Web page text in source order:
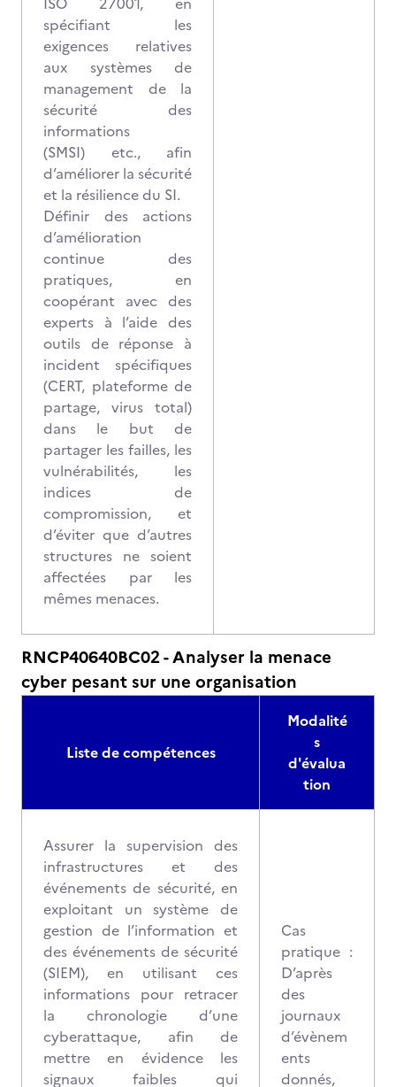
spécifiant les
exigences relatives
aux systèmes de
management de la
sécurité des
informations
(SMSI) etc., afin
d’améliorer la sécurité
et la résilience du SI.
Définir des actions
d’amélioration
continue des
pratiques, en
coopérant avec des
experts à l’aide des
outils de réponse à
incident spécifiques
(CERT, plateforme de
partage, virus total)
dans le but de
partager les failles, les
vulnérabilités, les
indices de
compromission, et
d’éviter que d’autres
structures ne soient
affectées par les
mêmes menaces.
RNCP40640BC02 - Analyser la menace
cyber pesant sur une organisation
Liste de compétences
Modalité
s
d'évalua
tion
Assurer la supervision des
infrastructures et des
événements de sécurité, en
exploitant un système de
gestion de l’information et
des événements de sécurité
(SIEM), en utilisant ces
informations pour retracer
la chronologie d’une
cyberattaque, afin de
mettre en évidence les
signaux faibles qui
Cas
pratique :
D’après
des
journaux
d’évènem
ents
donnés,